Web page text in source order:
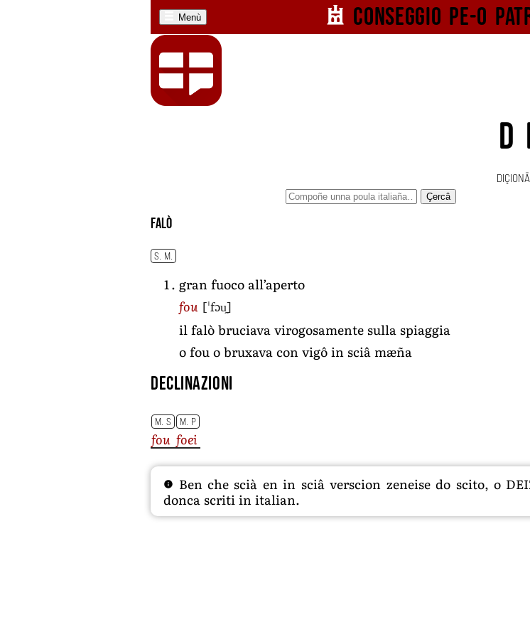
Menù Conseggio pe-o
Çercâ
falò
S. M.
gran fuoco all’aperto
fou [ˈfɔu̯]
il falò bruciava virogosamente sulla spiaggia
o fou o bruxava con vigô in sciâ mæña
Declinazioni
M. S M. P
fou foei
Ben che scià en in sciâ verscion zeneise do scito, o
donca scriti in italian.